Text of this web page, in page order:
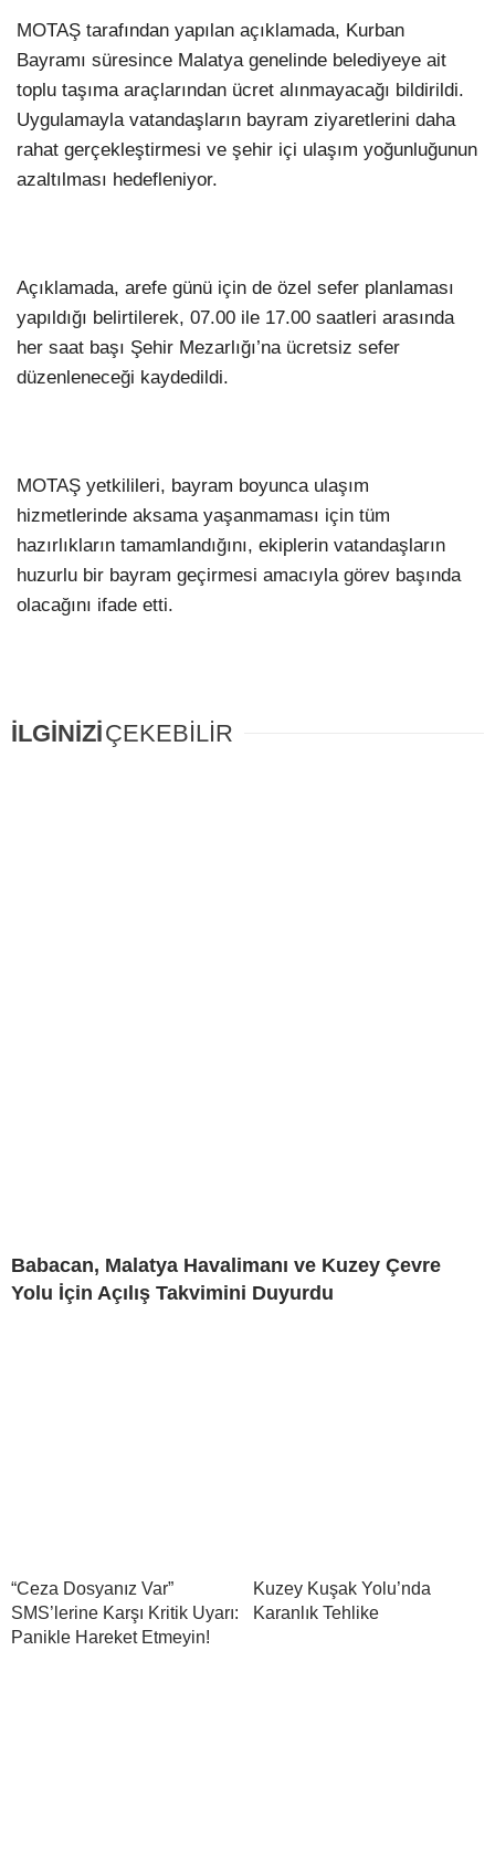
MOTAŞ tarafından yapılan açıklamada, Kurban
Bayramı süresince Malatya genelinde belediyeye ait
toplu taşıma araçlarından ücret alınmayacağı bildirildi.
Uygulamayla vatandaşların bayram ziyaretlerini daha
rahat gerçekleştirmesi ve şehir içi ulaşım yoğunluğunun
azaltılması hedefleniyor.
Açıklamada, arefe günü için de özel sefer planlaması
yapıldığı belirtilerek, 07.00 ile 17.00 saatleri arasında
her saat başı Şehir Mezarlığı’na ücretsiz sefer
düzenleneceği kaydedildi.
MOTAŞ yetkilileri, bayram boyunca ulaşım
hizmetlerinde aksama yaşanmaması için tüm
hazırlıkların tamamlandığını, ekiplerin vatandaşların
huzurlu bir bayram geçirmesi amacıyla görev başında
olacağını ifade etti.
İLGİNİZİÇEKEBİLİR
Babacan, Malatya Havalimanı ve Kuzey Çevre
Yolu İçin Açılış Takvimini Duyurdu
“Ceza Dosyanız Var”
SMS’lerine Karşı Kritik Uyarı:
Panikle Hareket Etmeyin!
Kuzey Kuşak Yolu’nda
Karanlık Tehlike